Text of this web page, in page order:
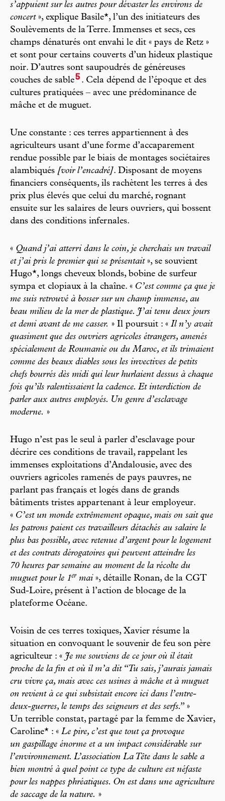
s’appuient sur les autres pour dévaster les environs de
concert», explique Basile*, l’un des initiateurs des
Soulèvements de la Terre. Immenses et secs, ces
champs dénaturés ont envahi le dit « pays de Retz »
et sont pour certains couverts d’un hideux plastique
noir. D’autres sont saupoudrés de généreuses
couches de sable5 . Cela dépend de l’époque et des
cultures pratiquées – avec une prédominance de
mâche et de muguet.
Une constante : ces terres appartiennent à des
agriculteurs usant d’une forme d’accaparement
rendue possible par le biais de montages sociétaires
alambiqués [voir l’encadré]. Disposant de moyens
financiers conséquents, ils rachètent les terres à des
prix plus élevés que celui du marché, rognant
ensuite sur les salaires de leurs ouvriers, qui bossent
dans des conditions infernales.
« Quand j’ai atterri dans le coin, je cherchais un travail
et j’ai pris le premier qui se présentait», se souvient
Hugo*, longs cheveux blonds, bobine de surfeur
sympa et clopiaux à la chaîne. « C’est comme ça que je
me suis retrouvé à bosser sur un champ immense, au
beau milieu de la mer de plastique. J’ai tenu deux jours
et demi avant de me casser. » Il poursuit : « Il n’y avait
quasiment que des ouvriers agricoles étrangers, amenés
spécialement de Roumanie ou du Maroc, et ils trimaient
comme des beaux diables sous les invectives de petits
chefs bourrés dès midi qui leur hurlaient dessus à chaque
fois qu’ils ralentissaient la cadence. Et interdiction de
parler aux autres employés. Un genre d’esclavage
moderne. »
Hugo n’est pas le seul à parler d’esclavage pour
décrire ces conditions de travail, rappelant les
immenses exploitations d’Andalousie, avec des
ouvriers agricoles ramenés de pays pauvres, ne
parlant pas français et logés dans de grands
bâtiments tristes appartenant à leur employeur.
« C’est un monde extrêmement opaque, mais on sait que
les patrons paient ces travailleurs détachés au salaire le
plus bas possible, avec retenue d’argent pour le logement
et des contrats dérogatoires qui peuvent atteindre les
70 heures par semaine au moment de la récolte du
muguet pour le 1er mai », détaille Ronan, de la CGT
Sud-Loire, présent à l’action de blocage de la
plateforme Océane.
Voisin de ces terres toxiques, Xavier résume la
situation en convoquant le souvenir de feu son père
agriculteur : « Je me souviens de ce jour où il était
proche de la fin et où il m’a dit “Tu sais, j’aurais jamais
cru vivre ça, mais avec ces usines à mâche et à muguet
on revient à ce qui subsistait encore ici dans l’entre-
deux-guerres, le temps des seigneurs et des serfs.” »
Un terrible constat, partagé par la femme de Xavier,
Caroline* : « Le pire, c’est que tout ça provoque
un gaspillage énorme et a un impact considérable sur
l’environnement. L’association La Tête dans le sable a
bien montré à quel point ce type de culture est néfaste
pour les nappes phréatiques. On est dans une agriculture
de saccage de la nature. »